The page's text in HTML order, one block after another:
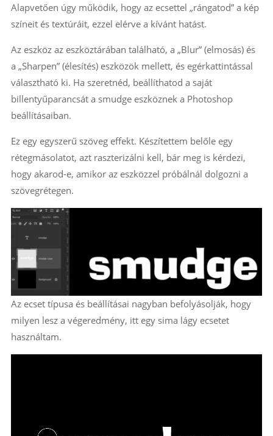
Alapvetően úgy működik, hogy az ecsettel „rángatod” a kép
színeit és textúráit, ezzel elérve a kívánt hatást.
Az eszköz az eszköztárában található, a „Blur” (elmosás) és
a „Sharpen” (élesítés) eszközök mellett, és egérkattintással
választható ki. Ha szeretnéd, beállíthatod a saját
billentyűparancsát a smudge eszköznek a Photoshop
beállításaiban.
Ez egy egyszerű szöveg effekt. Készítettem belőle egy
rétegmásolatot, azt raszterizálni kell, bár meg is kérdezi,
hogy akarod-e, amikor az eszközzel próbálnál dolgozni a
szövegrétegen.
Az ecset típusa és beállításai nagyban befolyásolják, hogy
milyen lesz a végeredmény, itt egy sima lágy ecsetet
használtam.